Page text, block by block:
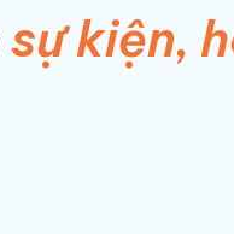
sự kiện,